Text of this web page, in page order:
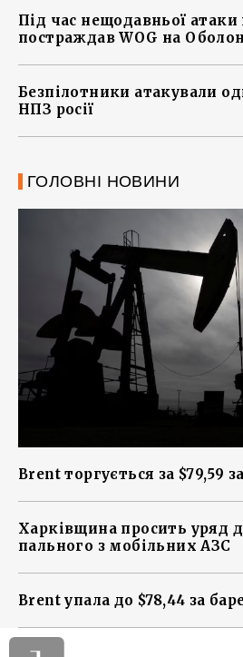
Під час нещодавньої атаки
постраждав WOG на
Безпілотники атакували
НПЗ росії
ГОЛОВНІ НОВИНИ
Brent торгується за $79,59
Харківщина просить уряд
пального з мобільних АЗС
Brent упала до $78,44 за